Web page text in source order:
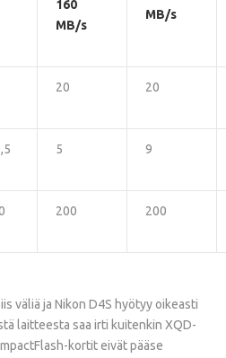
160
MB/s
MB/s
20 20
5 9
200 200
väliä ja Nikon D4S hyötyy oikeasti
laitteesta saa irti kuitenkin XQD-
kortit eivät pääse